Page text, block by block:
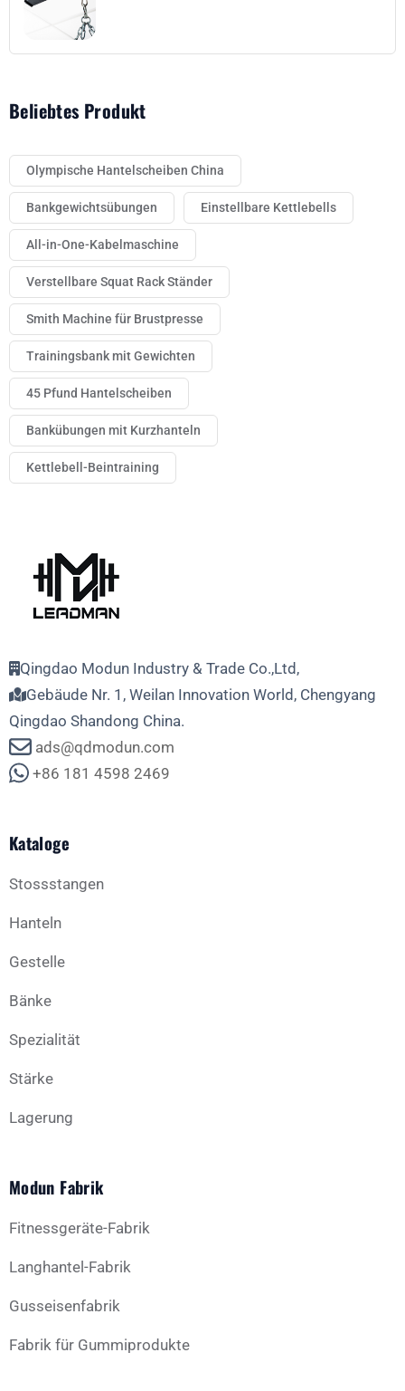
Beliebtes Produkt
Olympische Hantelscheiben China
Bankgewichtsübungen Einstellbare Kettlebells
All-in-One-Kabelmaschine
Verstellbare Squat Rack Ständer
Smith Machine für Brustpresse
Trainingsbank mit Gewichten
45 Pfund Hantelscheiben
Bankübungen mit Kurzhanteln
Kettlebell-Beintraining
Qingdao Modun Industry & Trade Co.,Ltd,
Gebäude Nr. 1, Weilan Innovation World, Chengyang
Qingdao Shandong China.
ads@qdmodun.com
+86 181 4598 2469
Kataloge
Stossstangen
Hanteln
Gestelle
Bänke
Spezialität
Stärke
Lagerung
Modun Fabrik
Fitnessgeräte-Fabrik
Langhantel-Fabrik
Gusseisenfabrik
Fabrik für Gummiprodukte